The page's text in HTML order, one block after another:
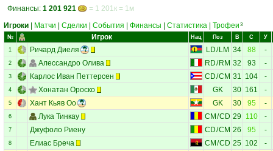
Финансы: 1 201 921
= 1 201к = 1м
Игроки
Матчи Сделки События Финансы Статистика Трофеи 3
№ Игрок Нац Поз В С У
1 Ричард Диеля LD/ LM 34 88 -
2 Алессандро Олива RD/ RM 32 93 -
3 Карлос Иван Петтерсен CD/CM 31 104 -
4 Хонатан Ороско GK 30 161 -
5 Хант Кьяв Оо GK 30 95 -
6 Лука Тинкау CM /CD 29 110 -
7 Джуфоло Риену CD/CM 26 95 -
8 Елиас Бреча CM /CD 25 102 -